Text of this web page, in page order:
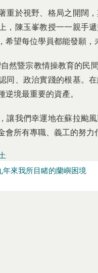
重於視野、格局之開闊
，陳玉峯教授一一親手
希望每位學員都能發願，
然暨宗教情操教育的民
同、政治實踐的根基。
逆境最重要的資產。
讓我們幸運地在蘇拉颱
會所有專職、義工的努力
年來我所目睹的蘭嶼困境